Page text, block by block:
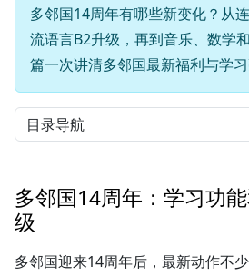
多邻国14周年有哪些新变化？从
流语言B2升级，再到音乐、数学
篇一次讲清多邻国最新福利与学
目录导航
多邻国14周年：学习功
级
多邻国迎来14周年后，最新动作不